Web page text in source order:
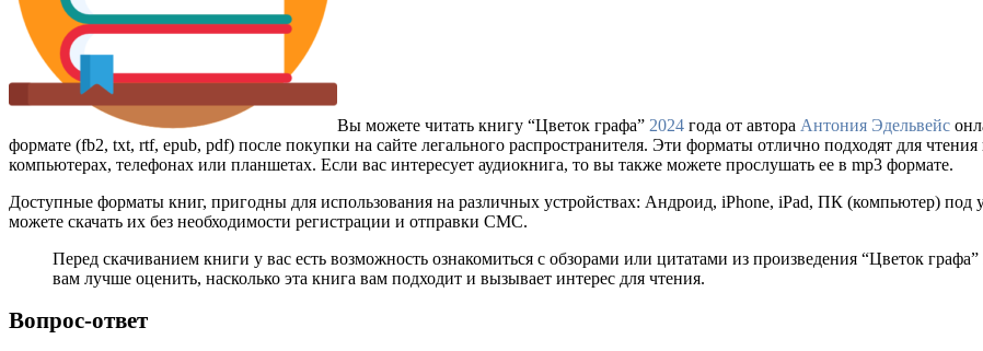
Вы можете читать книгу “Цветок графа” 2024 года от автора Антония Эдельвейс
формате (fb2, txt, rtf, epub, pdf) после покупки на сайте легального распространителя. Эти форматы отлично подходят для
компьютерах, телефонах или планшетах. Если вас интересует аудиокнига, то вы также можете прослушать ее в mp3 формате.
Доступные форматы книг, пригодны для использования на различных устройствах: Андроид, iPhone, iPad, ПК (компьютер)
можете скачать их без необходимости регистрации и отправки СМС.
Перед скачиванием книги у вас есть возможность ознакомиться с обзорами или цитатами из произведения “Цветок графа”
вам лучше оценить, насколько эта книга вам подходит и вызывает интерес для чтения.
Вопрос-ответ